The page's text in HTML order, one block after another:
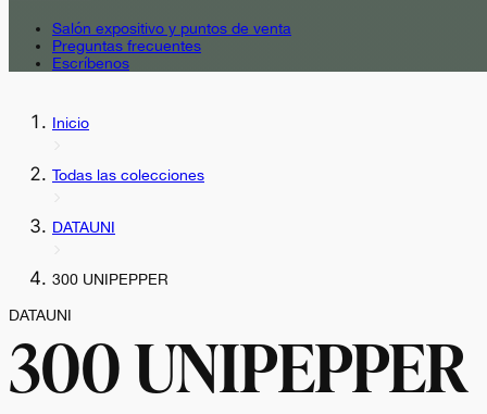
Salón expositivo y puntos de venta
Preguntas frecuentes
Escríbenos
Inicio
Todas las colecciones
DATAUNI
300 UNIPEPPER
DATAUNI
300 UNIPEPPER